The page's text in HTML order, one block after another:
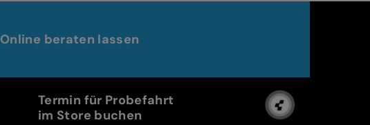
Online beraten lassen
Termin für Probefahrt
im Store buchen